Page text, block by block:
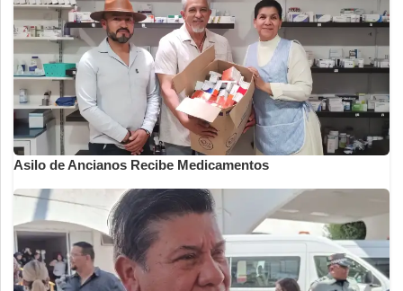
Asilo de Ancianos Recibe Medicamentos